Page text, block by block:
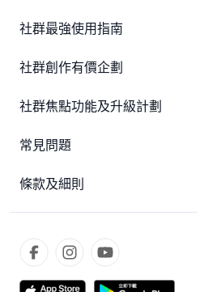
社群最強使用指南
社群創作有價企劃
社群焦點功能及升級計劃
常見問題
條款及細則